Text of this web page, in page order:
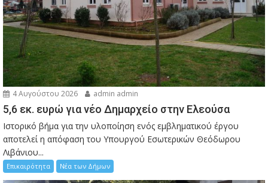
4 Αυγούστου 2026 admin admin
5,6 εκ. ευρώ για νέο Δημαρχείο στην Ελεούσα
Ιστορικό βήμα για την υλοποίηση ενός εμβληματικού έργου
αποτελεί η απόφαση του Υπουργού Εσωτερικών Θεόδωρου
Λιβάνιου...
Επικαιρότητα Νέα των Δήμων